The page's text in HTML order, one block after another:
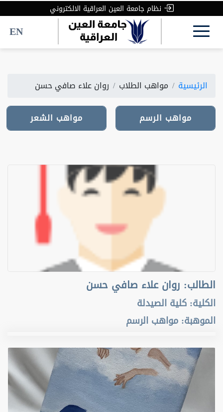
نظام جامعة العين العراقية الالكتروني
EN
الرئيسية مواهب الطلاب روان علاء صافي حسن
مواهب الرسم
مواهب الرسم مواهب الشعر
مواهب الشعر
الطالب: روان علاء صافي حسن
الكلية: كلية الصيدلة
الموهبة: مواهب الرسم